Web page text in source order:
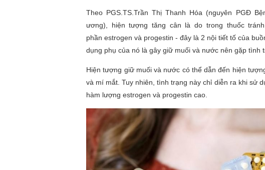
Theo PGS.TS.Trần Thị Thanh Hóa (nguyên PGĐ
ương), hiện tượng tăng cân là do trong thuốc
phần estrogen và progestin - đây là 2 nội tiết tố của
dụng phụ của nó là gây giữ muối và nước nên gặp tình
Hiện tượng giữ muối và nước có thể dẫn đến hiện
và mí mắt. Tuy nhiên, tình trạng này chỉ diễn ra khi sử
hàm lượng estrogen và progestin cao.